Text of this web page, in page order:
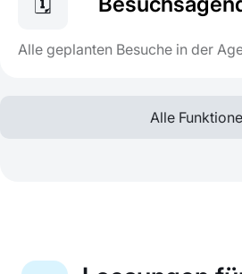
Alle geplanten Besuche in der
Alle